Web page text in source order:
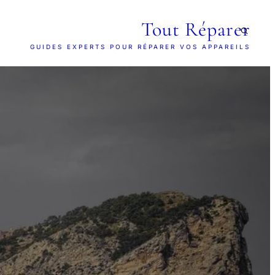
Tout Réparer
GUIDES EXPERTS POUR RÉPARER VOS APPAREILS